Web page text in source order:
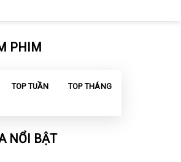
PHIM
TOP TUẦN TOP THÁNG
NỔI BẬT